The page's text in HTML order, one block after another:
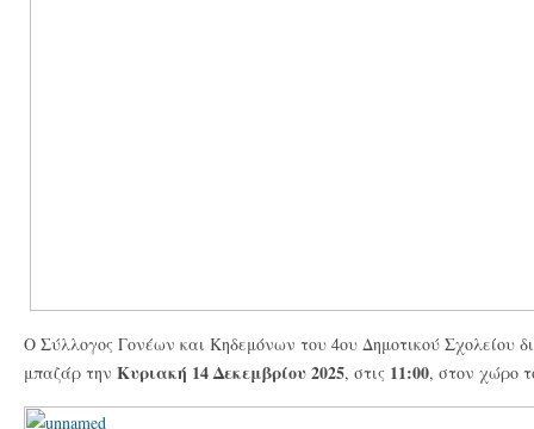
Ο Σύλλογος Γονέων και Κηδεμόνων του 4ου Δημοτικού Σχολείου
μπαζάρ την Κυριακή 14 Δεκεμβρίου 2025, στις 11:00, στον χώρο